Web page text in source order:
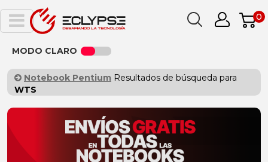
0
MODO CLARO
Notebook Pentium Resultados de búsqueda para
WTS